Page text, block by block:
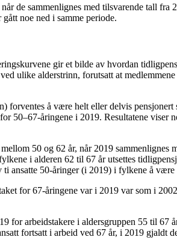
de sammenlignes med tilsvarende tall
noe ned i samme periode.
gir et bilde av hvordan
ulike alderstrinn, forutsatt at
å være helt eller delvis
50–67-åringene i 2019. Resultatene
50 og 62 år, når 2019 sammenlignes
i alderen 62 til 67 år utsettes
50-åringer (i 2019) i fylkene å
for 67-åringene var i 2019 var som i
arbeidstakere i aldersgruppen 55 til 67
fortsatt i arbeid ved 67 år, i 2019 gjaldt